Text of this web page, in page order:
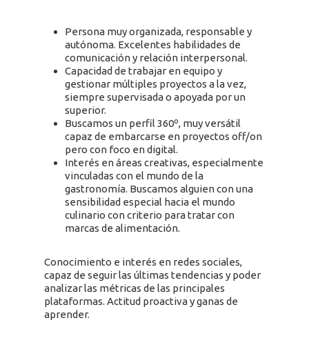
Persona muy organizada, responsable y
autónoma. Excelentes habilidades de
comunicación y relación interpersonal.
Capacidad de trabajar en equipo y
gestionar múltiples proyectos a la vez,
siempre supervisada o apoyada por un
superior.
Buscamos un perfil 360º, muy versátil
capaz de embarcarse en proyectos off/on
pero con foco en digital.
Interés en áreas creativas, especialmente
vinculadas con el mundo de la
gastronomía. Buscamos alguien con una
sensibilidad especial hacia el mundo
culinario con criterio para tratar con
marcas de alimentación.
Conocimiento e interés en redes sociales,
capaz de seguir las últimas tendencias y poder
analizar las métricas de las principales
plataformas. Actitud proactiva y ganas de
aprender.